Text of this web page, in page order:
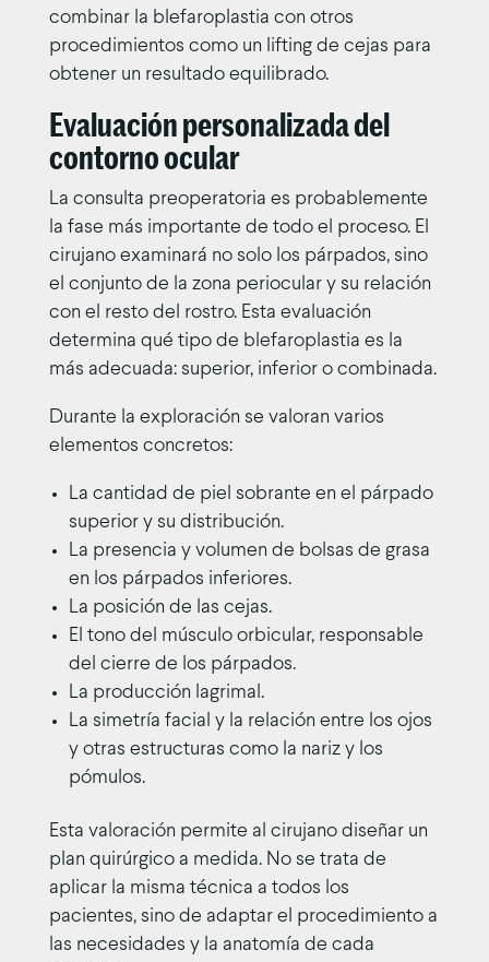
combinar la blefaroplastia con otros
procedimientos como un lifting de cejas para
obtener un resultado equilibrado.
Evaluación personalizada del
contorno ocular
La consulta preoperatoria es probablemente
la fase más importante de todo el proceso. El
cirujano examinará no solo los párpados, sino
el conjunto de la zona periocular y su relación
con el resto del rostro. Esta evaluación
determina qué tipo de blefaroplastia es la
más adecuada: superior, inferior o combinada.
Durante la exploración se valoran varios
elementos concretos:
La cantidad de piel sobrante en el párpado
superior y su distribución.
La presencia y volumen de bolsas de grasa
en los párpados inferiores.
La posición de las cejas.
El tono del músculo orbicular, responsable
del cierre de los párpados.
La producción lagrimal.
La simetría facial y la relación entre los ojos
y otras estructuras como la nariz y los
pómulos.
Esta valoración permite al cirujano diseñar un
plan quirúrgico a medida. No se trata de
aplicar la misma técnica a todos los
pacientes, sino de adaptar el procedimiento a
las necesidades y la anatomía de cada